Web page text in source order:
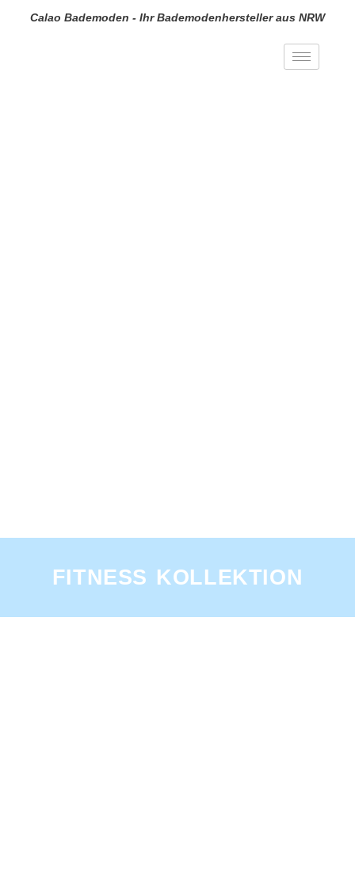
Calao Bademoden - Ihr Bademodenhersteller aus NRW
FITNESS KOLLEKTION